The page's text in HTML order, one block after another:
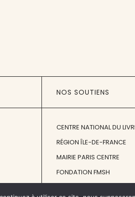
NOS SOUTIENS
CENTRE NATIONAL DU
RÉGION ÎLE-DE-FRANCE
MAIRIE PARIS CENTRE
FONDATION FMSH